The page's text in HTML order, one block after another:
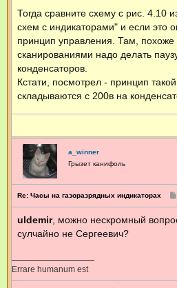
Тогда сравните схему с рис. 4.10
схем с индикаторами" и если это
принцип управления. Там,
сканированиями надо делать
конденсаторов.
Кстати, посмотрел - принцип
складываются с 200в на
a_winner
Грызет канифоль
Re: Часы на газоразрядных индикаторах
uldemir, можно нескромный
сулчайно не Сергеевич?
Errare humanum est